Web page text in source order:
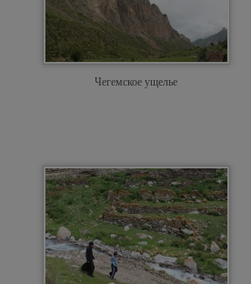
Чегемское ущелье